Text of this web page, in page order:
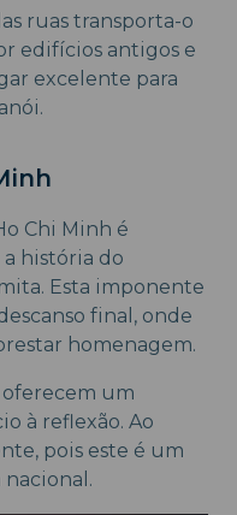
ruas transporta-o
edifícios antigos e
excelente para
Chi Minh é
história do
Esta imponente
final, onde
homenagem.
oferecem um
à reflexão. Ao
pois este é um